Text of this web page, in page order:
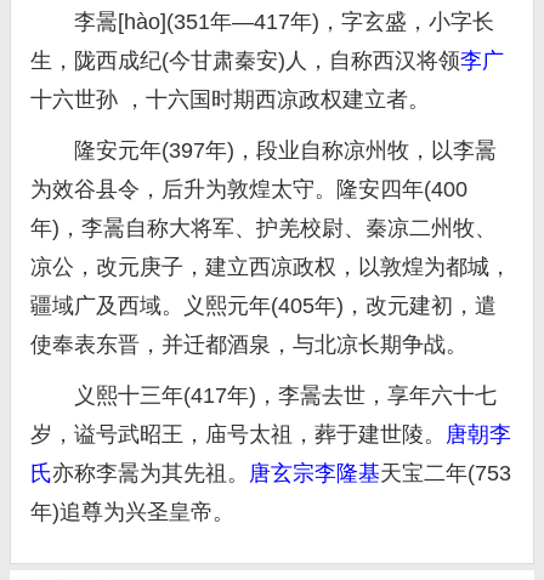
李暠[hào](351年—417年)，字玄盛，小字长
生，陇西成纪(今甘肃秦安)人，自称西汉将领李广
十六世孙 ，十六国时期西凉政权建立者。
隆安元年(397年)，段业自称凉州牧，以李暠
为效谷县令，后升为敦煌太守。隆安四年(400
年)，李暠自称大将军、护羌校尉、秦凉二州牧、
凉公，改元庚子，建立西凉政权，以敦煌为都城，
疆域广及西域。义熙元年(405年)，改元建初，遣
使奉表东晋，并迁都酒泉，与北凉长期争战。
义熙十三年(417年)，李暠去世，享年六十七
岁，谥号武昭王，庙号太祖，葬于建世陵。 唐朝李
氏亦称李暠为其先祖。 唐玄宗李隆基天宝二年(753
年)追尊为兴圣皇帝。